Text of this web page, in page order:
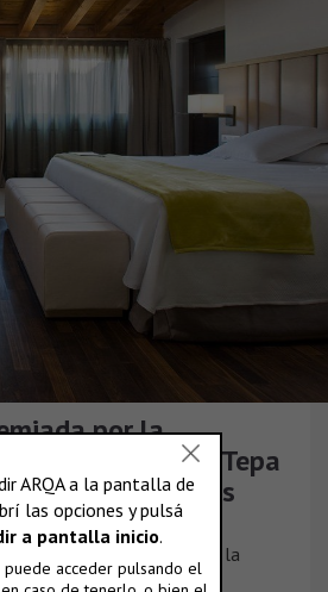
por la
NH Palacio de Tepa
Desing Awards
rehabilitación rescató para la
imponente mansió [...]